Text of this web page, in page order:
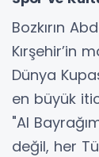
Bozkırın
Kırşehir’in
Dünya
en büyük
"Al
değil, her